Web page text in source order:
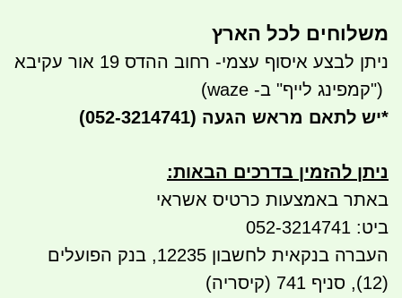
משלוחים לכל הארץ
ניתן לבצע איסוף עצמי- רחוב ההדס 19 אור עקיבא
")קמפינג לייף" ב- waze)
*יש לתאם מראש הגעה (052-3214741)
ניתן להזמין בדרכים הבאות:
באתר באמצעות כרטיס אשראי
ביט: 052-3214741
העברה בנקאית לחשבון 122
35, בנק הפועלים
(12), סניף 741 (קיסריה)